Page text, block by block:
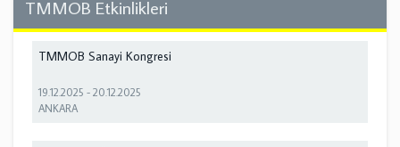
TMMOB Etkinlikleri
TMMOB Sanayi Kongresi
19.12.2025 -20.12.2025
ANKARA